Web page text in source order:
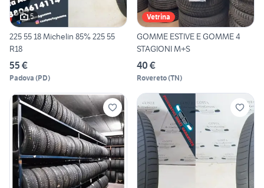
5
225 55 18 Michelin 85% 225 55
R18
55 €
Padova (PD)
Vetrina
GOMME ESTIVE E GOMME 4
STAGIONI M+S
40 €
Rovereto(TN)